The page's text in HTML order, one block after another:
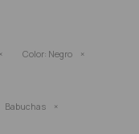
Color: Negro
Babuchas